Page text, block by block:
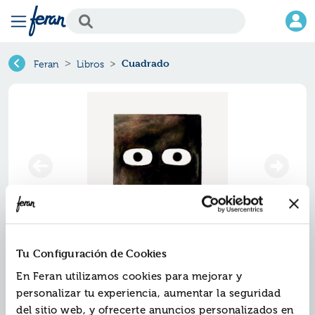
Tu Configuración de Cookies
En Feran utilizamos cookies para mejorar y
personalizar tu experiencia, aumentar la seguridad
del sitio web, y ofrecerte anuncios personalizados en
Feran Libros Cuadrado
Cuadrado
Ref.ZZO-9607607
ISBN:9788419607607